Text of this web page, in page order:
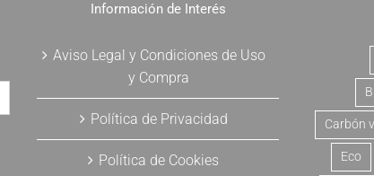
Información de Interés
Aviso Legal y Condiciones de Uso
y Compra
Política de Privacidad
Política de Cookies
Carbón
Eco